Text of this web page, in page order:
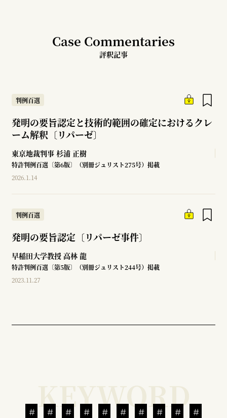
Case Commentaries
評釈記事
判例百選
発明の要旨認定と技術的範囲の確定におけるクレ
ーム解釈〔リパーゼ〕
東京地裁判事 杉浦 正樹
特許判例百選〔第6版〕（別冊ジュリスト275号）掲載
2026.1.14
判例百選
発明の要旨認定〔リパーゼ事件〕
早稲田大学教授 高林 龍
特許判例百選〔第5版〕（別冊ジュリスト244号）掲載
2023.11.27